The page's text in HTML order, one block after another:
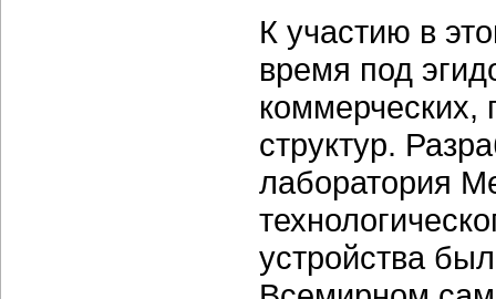
К участию в
время под
коммерческих,
структур.
лаборатория
устройства